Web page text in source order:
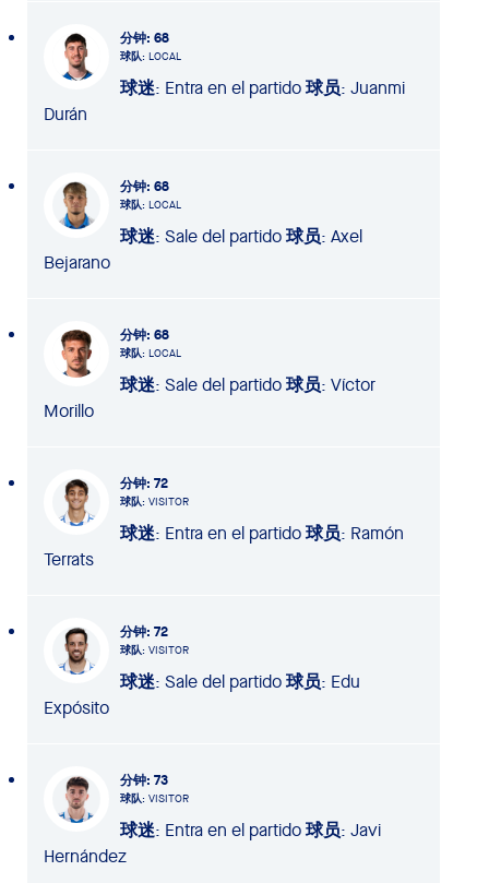
分钟: 68
球队: LOCAL
球迷: Entra en el partido球员: Juanmi
Durán
分钟: 68
球队: LOCAL
球迷: Sale del partido球员: Axel
Bejarano
分钟: 68
球队: LOCAL
球迷: Sale del partido球员: Víctor
Morillo
分钟: 72
球队: VISITOR
球迷: Entra en el partido球员: Ramón
Terrats
分钟: 72
球队: VISITOR
球迷: Sale del partido球员: Edu
Expósito
分钟: 73
球队: VISITOR
球迷: Entra en el partido球员: Javi
Hernández